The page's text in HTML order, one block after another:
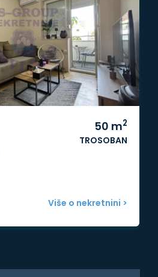
50 m2
TROSOBAN
Više o nekretnini >